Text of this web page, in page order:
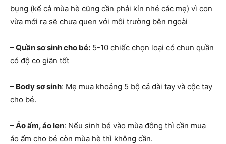
bụng (kể cả mùa hè cũng cần phải kín nhé các mẹ) vì con
vừa mới ra sẽ chưa quen với môi trường bên ngoài
– Quần sơ sinh cho bé: 5-10 chiếc chọn loại có chun quần
có độ co giãn tốt
– Body sơ sinh: Mẹ mua khoảng 5 bộ cả dài tay và cộc tay
cho bé.
– Áo ấm, áo len: Nếu sinh bé vào mùa đông thì cần mua
áo ấm cho bé còn mùa hè thì không cần.